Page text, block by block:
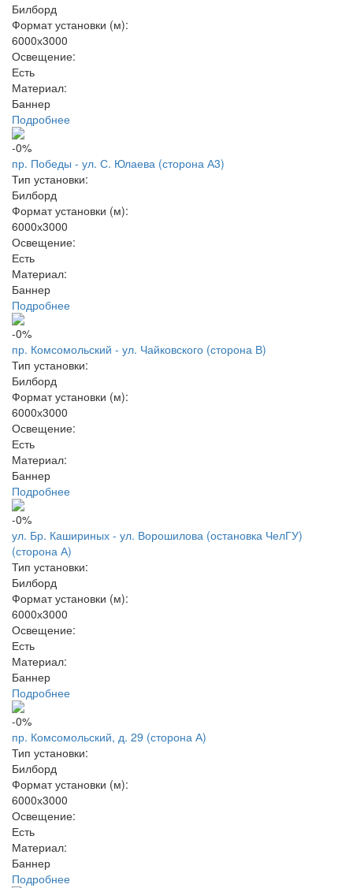
Билборд
Формат установки (м):
6000х3000
Освещение:
Есть
Материал:
Баннер
Подробнее
-0%
пр. Победы - ул. С. Юлаева (сторона А3)
Тип установки:
Билборд
Формат установки (м):
6000х3000
Освещение:
Есть
Материал:
Баннер
Подробнее
-0%
пр. Комсомольский - ул. Чайковского (сторона В)
Тип установки:
Билборд
Формат установки (м):
6000х3000
Освещение:
Есть
Материал:
Баннер
Подробнее
-0%
ул. Бр. Кашириных - ул. Ворошилова (остановка ЧелГУ)
(сторона А)
Тип установки:
Билборд
Формат установки (м):
6000х3000
Освещение:
Есть
Материал:
Баннер
Подробнее
-0%
пр. Комсомольский, д. 29 (сторона А)
Тип установки:
Билборд
Формат установки (м):
6000х3000
Освещение:
Есть
Материал:
Баннер
Подробнее